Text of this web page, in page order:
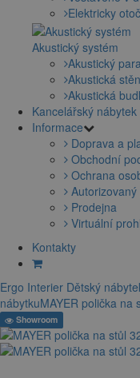
Elektricky
Akustický systém
Akustický
Akustická
Akustická
Kancelářský nábytek
Informace
Doprava a
Obchodní
Ochrana
Prodejna
Virtuální
Kontakty
Ergo Interier Dětský
nábytkuMAYER polička na
Showroom